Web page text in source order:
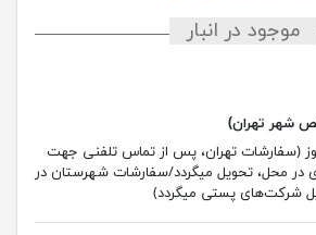
موجود در انبار
شهر تهران)
5 روز (سفارشات تهران، پس از تماس تلفنی جهت
در محل، تحویل میگردد/سفارشات شهرستان در
شرکت‌های پستی میگردد)